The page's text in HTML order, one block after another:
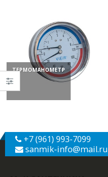
ТЕРМОМАНОМЕТР
+7 (961) 993-7099
sanmik-info@mail.ru